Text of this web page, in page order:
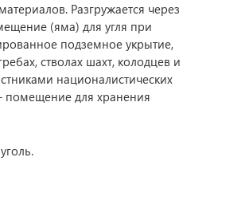
Разгружается через
(яма) для угля при
подземное укрытие,
стволах шахт, колодцев и
националистических
помещение для хранения